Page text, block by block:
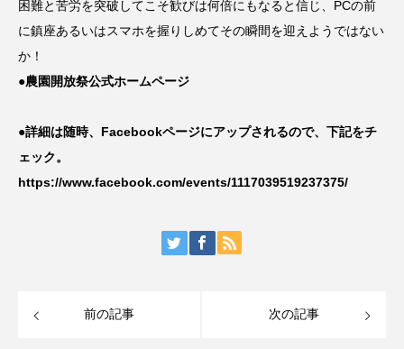
困難と苦労を突破してこそ歓びは何倍にもなると信じ、PCの前
に鎮座あるいはスマホを握りしめてその瞬間を迎えようではない
か！
●農園開放祭公式ホームページ
●詳細は随時、Facebookページにアップされるので、下記をチ
ェック。
https://www.facebook.com/events/1117039519237375/
前の記事 次の記事